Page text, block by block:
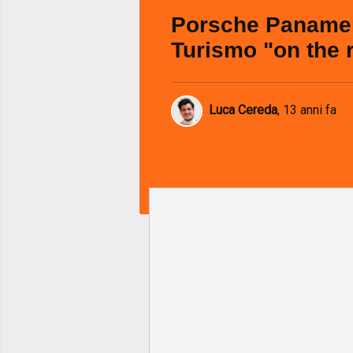
Porsche
Turismo "on the
Luca Cereda, 13 anni fa